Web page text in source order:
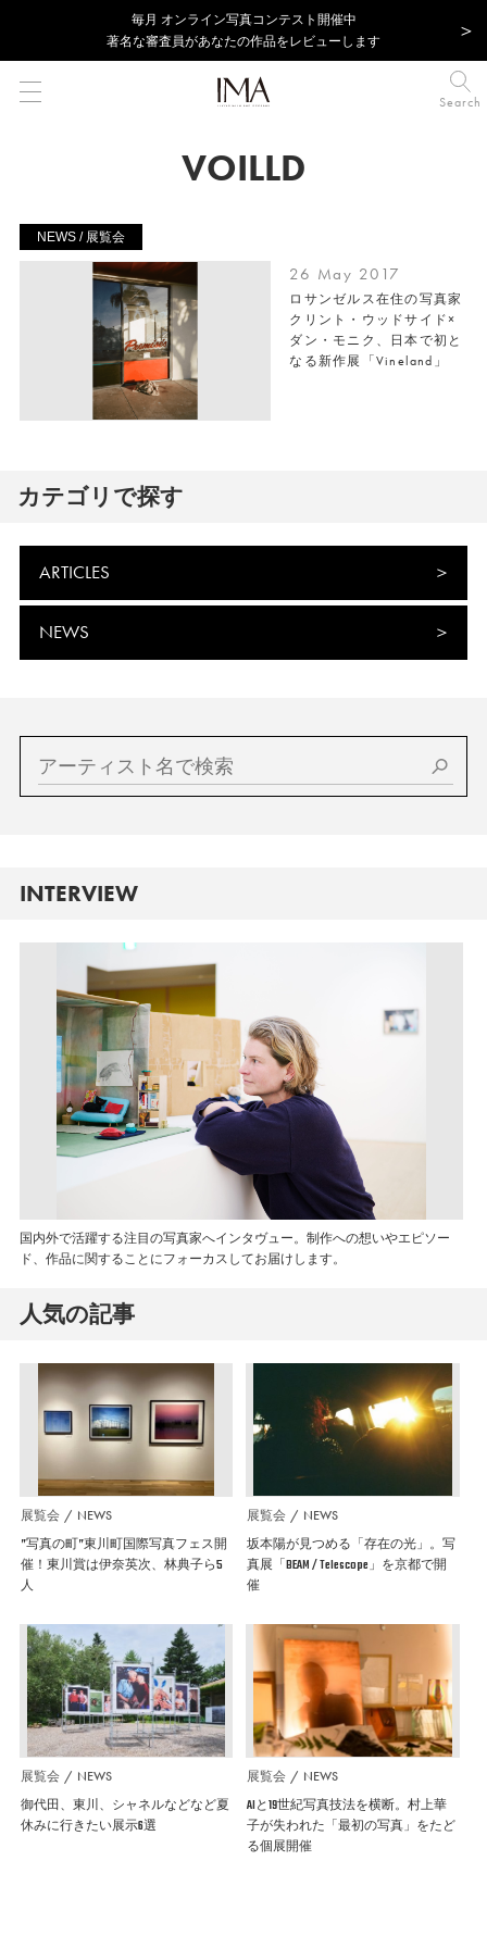
毎⽉ オンライン写真コンテスト開催中
著名な審査員があなたの作品をレビューします
Search
VOILLD
NEWS / 展覧会
26 May 2017
ロサンゼルス在住の写真家
クリント・ウッドサイド×
ダン・モニク、日本で初と
なる新作展「Vineland」
カテゴリで探す
ARTICLES
NEWS
INTERVIEW
国内外で活躍する注目の写真家へインタヴュー。制作への想いやエピソー
ド、作品に関することにフォーカスしてお届けします。
人気の記事
展覧会 NEWS
”写真の町”東川町国際写真フェス開
催！東川賞は伊奈英次、林典子ら5
人
展覧会 NEWS
坂本陽が見つめる「存在の光」。写
真展「BEAM / Telescope」を京都で開
催
展覧会 NEWS
御代田、東川、シャネルなどなど夏
休みに行きたい展示6選
展覧会 NEWS
AIと19世紀写真技法を横断。村上華
子が失われた「最初の写真」をたど
る個展開催